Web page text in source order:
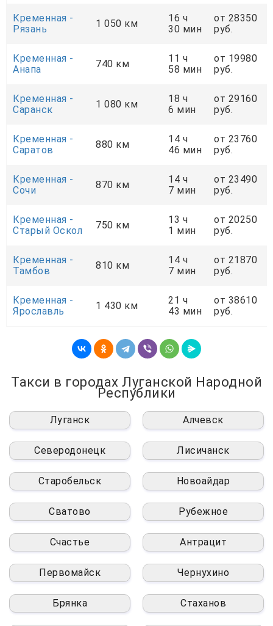
Кременная -
Рязань
1 050 км
16 ч
30 мин
от 28350
руб.
Кременная -
Анапа
740 км
11 ч
58 мин
от 19980
руб.
Кременная -
Саранск
1 080 км
18 ч
6 мин
от 29160
руб.
Кременная -
Саратов
880 км
14 ч
46 мин
от 23760
руб.
Кременная -
Сочи
870 км
14 ч
7 мин
от 23490
руб.
Кременная -
Старый Оскол
750 км
13 ч
1 мин
от 20250
руб.
Кременная -
Тамбов
810 км
14 ч
7 мин
от 21870
руб.
Кременная -
Ярославль
1 430 км
21 ч
43 мин
от 38610
руб.
Такси в городах Луганской Народной
Республики
Луганск Алчевск
Северодонецк Лисичанск
Старобельск Новоайдар
Сватово Рубежное
Счастье Антрацит
Первомайск Чернухино
Брянка Стаханов